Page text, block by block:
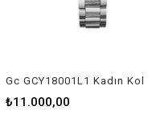
₺11.000,00